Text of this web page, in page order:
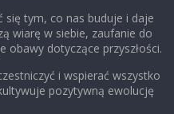
się tym, co nas buduje i daje
wiarę w siebie, zaufanie do
obawy dotyczące przyszłości.
i wspierać wszystko
pozytywną ewolucję